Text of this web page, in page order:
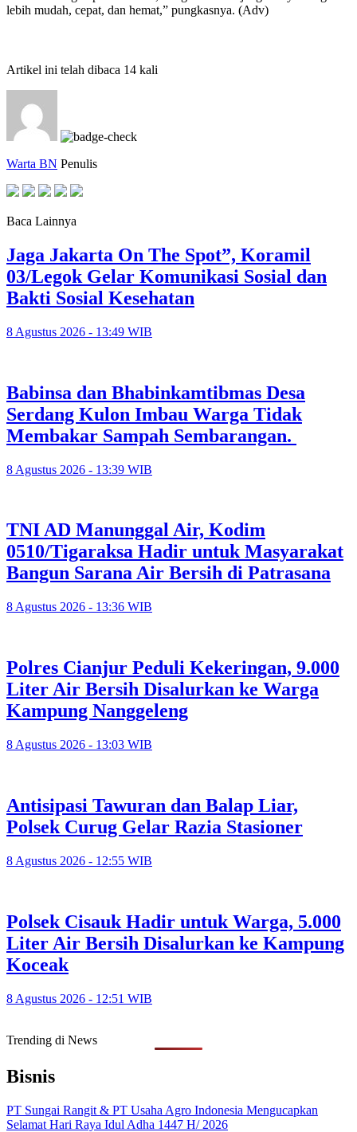
lebih mudah, cepat, dan hemat,” pungkasnya. (Adv)
Artikel ini telah dibaca 14 kali
Warta BN Penulis
Baca Lainnya
Jaga Jakarta On The Spot”, Koramil
03/Legok Gelar Komunikasi Sosial dan
Bakti Sosial Kesehatan
8 Agustus 2026 - 13:49 WIB
Babinsa dan Bhabinkamtibmas Desa
Serdang Kulon Imbau Warga Tidak
Membakar Sampah Sembarangan.
8 Agustus 2026 - 13:39 WIB
TNI AD Manunggal Air, Kodim
0510/Tigaraksa Hadir untuk Masyarakat
Bangun Sarana Air Bersih di Patrasana
8 Agustus 2026 - 13:36 WIB
Polres Cianjur Peduli Kekeringan, 9.000
Liter Air Bersih Disalurkan ke Warga
Kampung Nanggeleng
8 Agustus 2026 - 13:03 WIB
Antisipasi Tawuran dan Balap Liar,
Polsek Curug Gelar Razia Stasioner
8 Agustus 2026 - 12:55 WIB
Polsek Cisauk Hadir untuk Warga, 5.000
Liter Air Bersih Disalurkan ke Kampung
Koceak
8 Agustus 2026 - 12:51 WIB
Trending di News
Bisnis
PT Sungai Rangit & PT Usaha Agro Indonesia Mengucapkan
Selamat Hari Raya Idul Adha 1447 H/ 2026